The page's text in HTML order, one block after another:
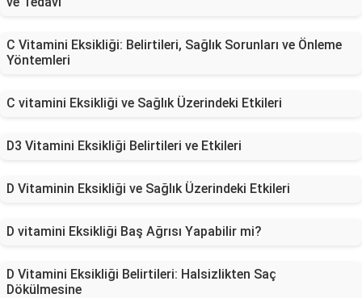
C Vitamini Eksikliği: Belirtileri, Sağlık Sorunları ve Önleme
Yöntemleri
C vitamini Eksikliği ve Sağlık Üzerindeki Etkileri
D3 Vitamini Eksikliği Belirtileri ve Etkileri
D Vitaminin Eksikliği ve Sağlık Üzerindeki Etkileri
D vitamini Eksikliği Baş Ağrısı Yapabilir mi?
D Vitamini Eksikliği Belirtileri: Halsizlikten Saç
Dökülmesine